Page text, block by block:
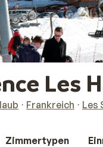
Les
Frankreich Les
Zimmertypen